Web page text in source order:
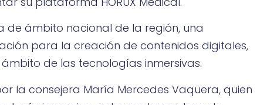
de ámbito nacional de la región, una
para la creación de contenidos digitales,
de las tecnologías inmersivas.
la consejera María Mercedes Vaquera, quien